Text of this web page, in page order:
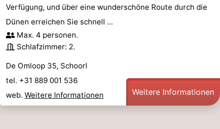
Verfügung, und über eine wunderschöne Route durch die
Dünen erreichen Sie schnell ...
Max. 4 personen.
Schlafzimmer: 2.
De Omloop 35, Schoorl
tel. +31 889 001 536
web. Weitere Informationen Weitere Informationen